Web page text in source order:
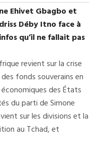
Ehivet Gbagbo et
Déby Itno face à
qu’il ne fallait pas
revient sur la crise
fonds souverains en
des États
du parti de Simone
sur les divisions et la
au Tchad, et